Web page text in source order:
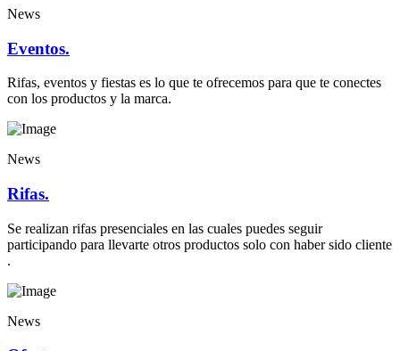
News
Eventos.
Rifas, eventos y fiestas es lo que te ofrecemos para que te conectes
con los productos y la marca.
News
Rifas.
Se realizan rifas presenciales en las cuales puedes seguir
participando para llevarte otros productos solo con haber sido cliente
.
News